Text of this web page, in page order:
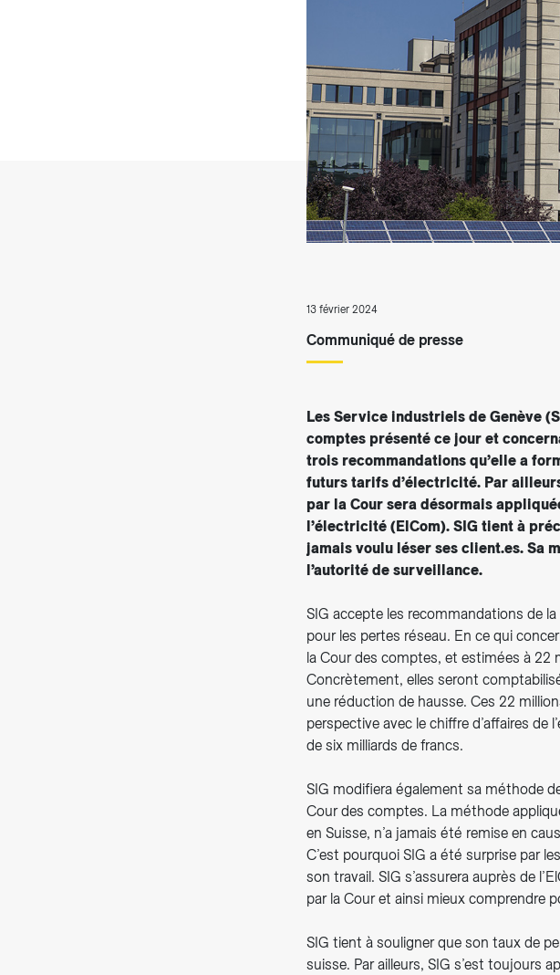
Tarifs et règlements
13 février 2024
Communiqué de presse
Les Service industriels de Genève
comptes présenté ce jour et
trois recommandations qu’elle a
futurs tarifs d’électricité. Par
par la Cour sera désormais
l’électricité (ElCom). SIG tient à
jamais voulu léser ses client.es. Sa
l’autorité de surveillance.
SIG accepte les recommandations de
pour les pertes réseau. En ce qui
la Cour des comptes, et estimées à 22
Concrètement, elles seront
une réduction de hausse. Ces 22
perspective avec le chiffre d’affaires
de six milliards de francs.
SIG modifiera également sa méthode
Cour des comptes. La méthode
en Suisse, n’a jamais été remise en
C’est pourquoi SIG a été surprise par
son travail. SIG s’assurera auprès de
par la Cour et ainsi mieux comprendre
SIG tient à souligner que son taux de
suisse. Par ailleurs, SIG s’est toujours